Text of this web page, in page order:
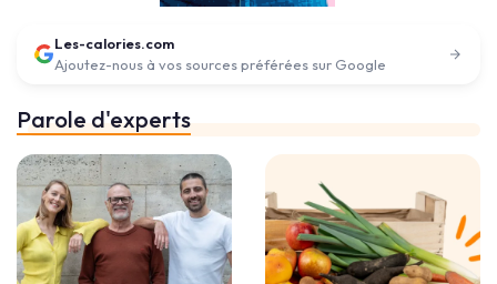
Les-calories.com
Ajoutez-nous à vos sources préférées sur Google
Parole d'experts